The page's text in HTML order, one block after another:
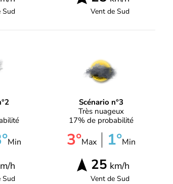
Sud Vent deSud
Min
h
Sud
Scénario n°3
Très nuageux
17% de probabilité
3°Max 1°Min
25 km/h
Vent deSud